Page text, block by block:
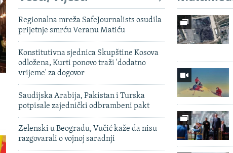
Regionalna mreža SafeJournalists osudila
prijetnje smrću Veranu Matiću
Konstitutivna sjednica Skupštine Kosova
odložena, Kurti ponovo traži 'dodatno
vrijeme' za dogovor
Saudijska Arabija, Pakistan i Turska
potpisale zajednički odbrambeni pakt
Zelenski u Beogradu, Vučić kaže da nisu
razgovarali o vojnoj saradnji